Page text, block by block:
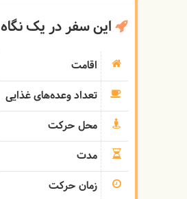
این سفر در یک نگاه
اقامت
تعداد وعده‌های غذایی
محل حرکت
مدت
زمان حرکت